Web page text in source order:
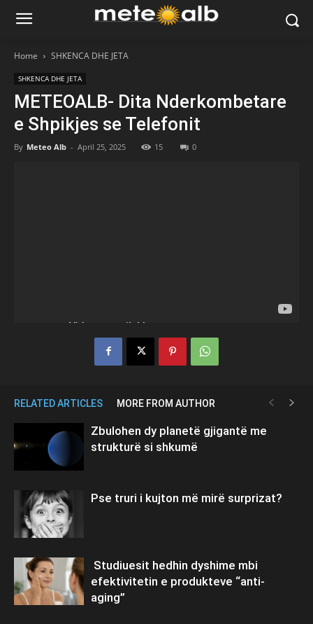
Home SHKENCA DHE JETA
SHKENCA DHE JETA
METEOALB- Dita Nderkombetare
e Shpikjes se Telefonit
By Meteo Alb - April 25, 2025 15 0
RELATED ARTICLES MORE FROM AUTHOR
Zbulohen dy planetë gjigantë me
strukturë si shkumë
Pse truri i kujton më mirë surprizat?
Studiuesit hedhin dyshime mbi
efektivitetin e produkteve “anti-
aging”